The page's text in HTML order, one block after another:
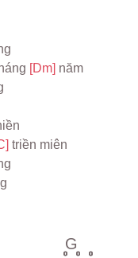
[Dm] năm
triền miên
G
o o o